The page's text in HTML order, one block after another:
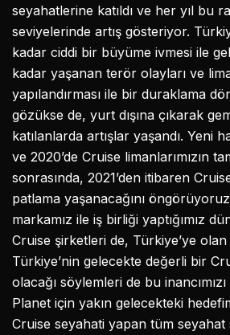
seyahatlerine katıldı ve her yıl bu
seviyelerinde artış gösteriyor.
kadar ciddi bir büyüme ivmesi ile
kadar yaşanan terör olayları ve
yapılandırması ile bir duraklama
gözükse de, yurt dışına çıkarak
katılanlarda artışlar yaşandı. Yeni
ve 2020’de Cruise limanlarımızın
sonrasında, 2021’den itibaren
patlama yaşanacağını
markamız ile iş birliği yaptığımız
Cruise şirketleri de, Türkiye’ye
Türkiye’nin gelecekte değerli bir
olacağı söylemleri de bu
Planet için yakın gelecekteki
Cruise seyahati yapan tüm